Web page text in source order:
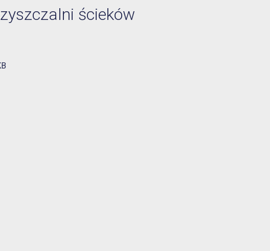
ścieków